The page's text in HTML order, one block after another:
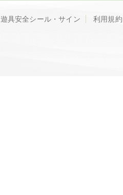
遊具安全シール・サイン 利用規約